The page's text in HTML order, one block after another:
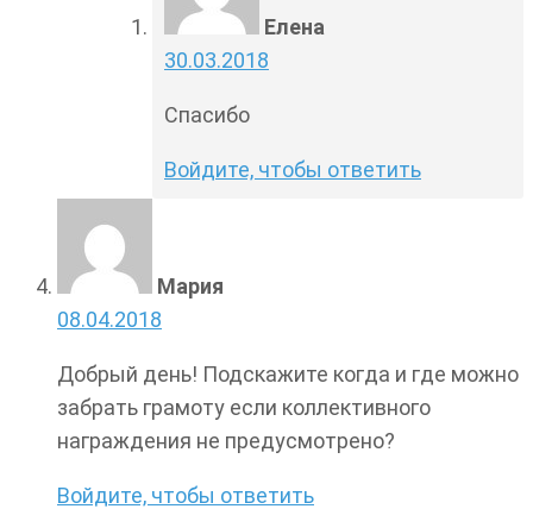
Елена
30.03.2018
Спасибо
Войдите, чтобы ответить
Мария
08.04.2018
Добрый день! Подскажите когда и где можно
забрать грамоту если коллективного
награждения не предусмотрено?
Войдите, чтобы ответить